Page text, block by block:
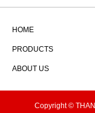
HOME
PRODUCTS
ABOUT US
Copyright ©